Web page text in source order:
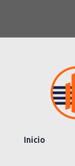
Inicio